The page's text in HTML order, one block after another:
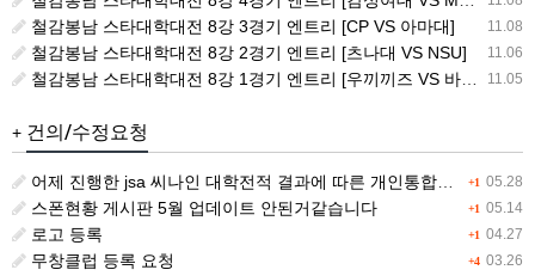
11.08
철감봉남 스타대학대전 8강 3경기 엔트리 [CP VS 아마대]
11.06
철감봉남 스타대학대전 8강 2경기 엔트리 [츠나대 VS NSU]
11.05
철감봉남 스타대학대전 8강 1경기 엔트리 [우끼끼즈 VS 바스포드]
+ 건의/수정요청
+1 05.28
어제 진행한 jsa 씨나인 대학전적 결과에 따른 개인통합랭킹 전적이 갱신이 안됩니다.
+1 05.14
스폰현황 게시판 5월 업데이트 안된거같습니다
+1 04.27
로고 등록
+4 03.26
무창클럽 등록 요청